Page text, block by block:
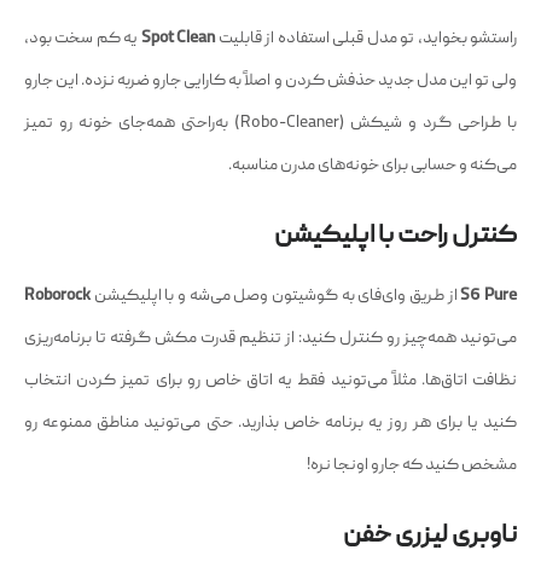
راستشو بخواید، تو مدل قبلی استفاده از قابلیت Spot Clean یه کم سخت بود،
ولی تو این مدل جدید حذفش کردن و اصلاً به کارایی جارو ضربه نزده. این جارو
با طراحی گرد و شیکش (Robo-Cleaner) به‌راحتی همه‌جای خونه رو تمیز
می‌کنه و حسابی برای خونه‌های مدرن مناسبه.
کنترل راحت با اپلیکیشن
S6 Pureاز طریق وای‌فای به گوشیتون وصل می‌شه و با اپلیکیشنRoborock
می‌تونید همه‌چیز رو کنترل کنید: از تنظیم قدرت مکش گرفته تا برنامه‌ریزی
نظافت اتاق‌ها. مثلاً می‌تونید فقط یه اتاق خاص رو برای تمیز کردن انتخاب
کنید یا برای هر روز یه برنامه خاص بذارید. حتی می‌تونید مناطق ممنوعه رو
مشخص کنید که جارو اونجا نره!
ناوبری لیزری خفن